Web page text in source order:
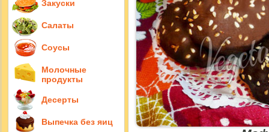
Закуски
Салаты
Соусы
Молочные
продукты
Десерты
Выпечка без яиц